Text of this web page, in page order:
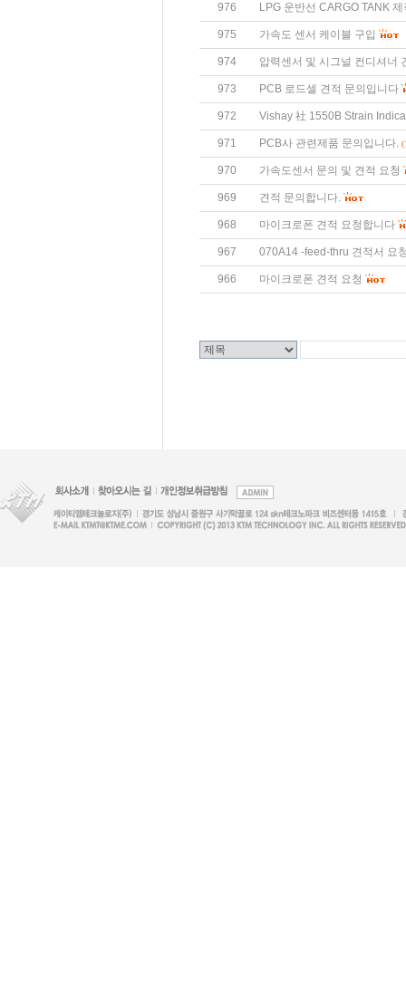
976 LPG 운반선 CARGO TANK
975 가속도 센서 케이블 구입
974 압력센서 및 시그널 컨디셔너
973 PCB 로드셀 견적 문의입니다
972 Vishay 社 1550B Strain
971 PCB사 관련제품 문의입니다.
970 가속도센서 문의 및 견적 요청
969 견적 문의합니다.
968 마이크로폰 견적 요청합니다
967 070A14 -feed-thru 견적서 요
966 마이크로폰 견적 요청